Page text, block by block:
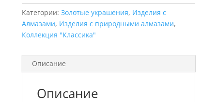
Категории: Золотые украшения, Изделия с
Алмазами, Изделия с природными алмазами,
Коллекция "Классика"
Описание
Описание